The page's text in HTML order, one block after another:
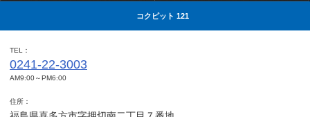
コクピット 121
TEL
0241-22-3003
AM9:00～PM6:00
住所